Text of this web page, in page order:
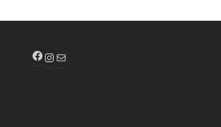
Facebook
Instagram
E-mail